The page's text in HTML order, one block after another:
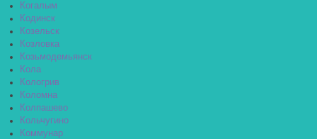
Когалым
Кодинск
Козельск
Козловка
Козьмодемьянск
Кола
Кологрив
Коломна
Колпашево
Кольчугино
Коммунар